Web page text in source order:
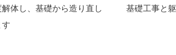
解体し、基礎から造り直し
す
基礎工事と